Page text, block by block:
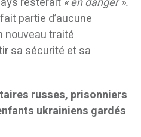
partie d’aucune
nouveau traité
sa sécurité et sa
russes, prisonniers
ukrainiens gardés